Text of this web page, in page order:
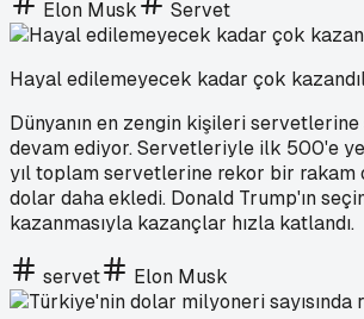
Elon Musk Servet
Hayal edilemeyecek kadar çok
Dünyanın en zengin kişileri
devam ediyor. Servetleriyle ilk 500'e
yıl toplam servetlerine rekor bir rakam
dolar daha ekledi. Donald Trump'ın
kazanmasıyla kazançlar hızla katlandı.
servet Elon Musk